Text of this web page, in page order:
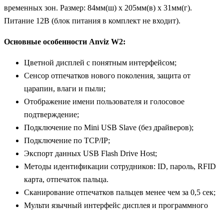
временных зон. Размер: 84мм(ш) x 205мм(в) x 31мм(г).
Питание 12В (блок питания в комплект не входит).
Основные особенности Anviz W2:
Цветной дисплей с понятным интерфейсом;
Сенсор отпечатков нового поколения, защита от
царапин, влаги и пыли;
Отображение имени пользователя и голосовое
подтверждение;
Подключение по Mini USB Slave (без драйверов);
Подключение по TCP/IP;
Экспорт данных USB Flash Drive Host;
Методы идентификации сотрудников: ID, пароль, RFID
карта, отпечаток пальца.
Сканирование отпечатков пальцев менее чем за 0,5 сек;
Мульти язычный интерфейс дисплея и программного